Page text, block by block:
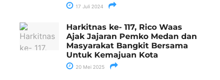
17 Juli 2024
Harkitnas ke- 117, Rico Waas
Ajak Jajaran Pemko Medan dan
Masyarakat Bangkit Bersama
Untuk Kemajuan Kota
20 Mei 2025